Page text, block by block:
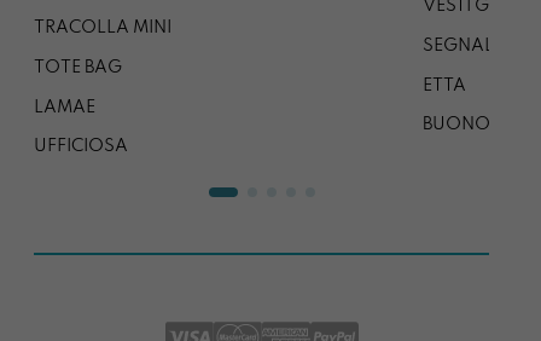
TRACOLLA MINI
TOTE BAG
LAMAE
UFFICIOSA
VESTI
SEGNALIBRO
ETTA
BUONO